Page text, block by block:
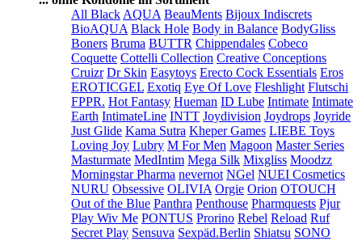
All Black AQUA BeauMents Bijoux Indiscrets
BioAQUA Black Hole Body in Balance BodyGliss
Boners Bruma BUTTR Chippendales Cobeco
Coquette Cottelli Collection Creative Conceptions
Cruizr Dr Skin Easytoys Erecto Cock Essentials Eros
EROTICGEL Exotiq Eye Of Love Fleshlight Flutschi
FPPR. Hot Fantasy Hueman ID Lube Intimate Intimate
Earth IntimateLine INTT Joydivision Joydrops Joyride
Just Glide Kama Sutra Kheper Games LIEBE Toys
Loving Joy Lubry M For Men Magoon Master Series
Masturmate MedIntim Mega Silk Mixgliss Moodzz
Morningstar Pharma nevernot NGel NUEI Cosmetics
NURU Obsessive OLIVIA Orgie Orion OTOUCH
Out of the Blue Panthra Penthouse Pharmquests Pjur
Play Wiv Me PONTUS Prorino Rebel Reload Ruf
Secret Play Sensuva Sexpäd.Berlin Shiatsu SONO